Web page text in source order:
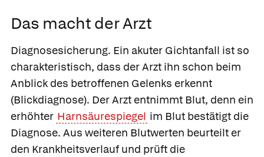
Das macht der Arzt
Diagnosesicherung. Ein akuter Gichtanfall ist so
charakteristisch, dass der Arzt ihn schon beim
Anblick des betroffenen Gelenks erkennt
(Blickdiagnose). Der Arzt entnimmt Blut, denn ein
erhöhter Harnsäurespiegel im Blut bestätigt die
Diagnose. Aus weiteren Blutwerten beurteilt er
den Krankheitsverlauf und prüft die